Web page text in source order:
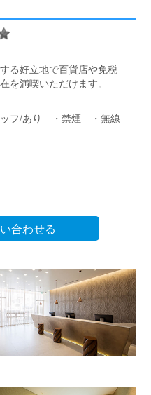
る好立地で百貨店や免税
を満喫いただけます。
ッフ/あり ・禁煙 ・無線
合わせる